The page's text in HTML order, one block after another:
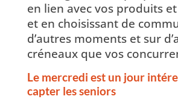
en lien avec vos produits
et en choisissant de
d’autres moments et sur
créneaux que vos
Le mercredi est un jour
capter les seniors